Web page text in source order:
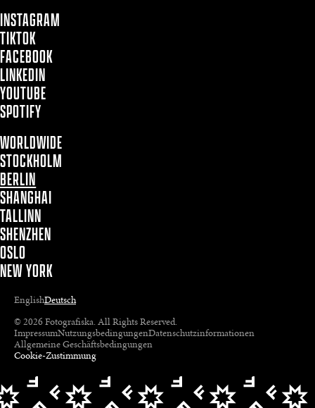
INSTAGRAM
TIKTOK
FACEBOOK
LINKEDIN
YOUTUBE
SPOTIFY
WORLDWIDE
STOCKHOLM
BERLIN
SHANGHAI
TALLINN
SHENZHEN
OSLO
NEW YORK
EnglishDeutsch
© 2026 Fotografiska. All Rights Reserved.
ImpressumNutzungsbedingungenDatenschutzinformationen
Allgemeine Geschäftsbedingungen
Cookie-Zustimmung